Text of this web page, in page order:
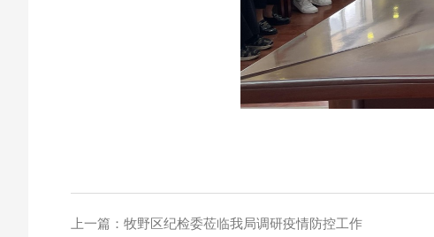
上一篇： 牧野区纪检委莅临我局调研疫情防控工作